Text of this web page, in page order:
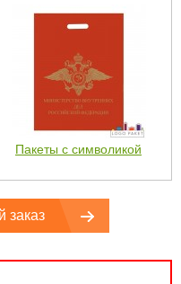
Пакеты с символикой
заказ